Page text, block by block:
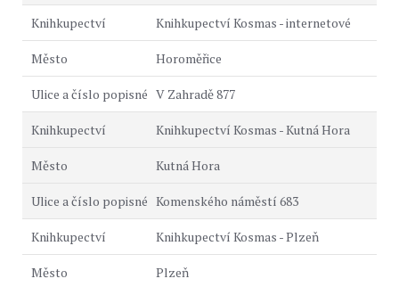
Knihkupectví Kosmas - internetové
Horoměřice
V Zahradě 877
Knihkupectví Kosmas - Kutná Hora
Kutná Hora
Komenského náměstí 683
Knihkupectví Kosmas - Plzeň
Plzeň